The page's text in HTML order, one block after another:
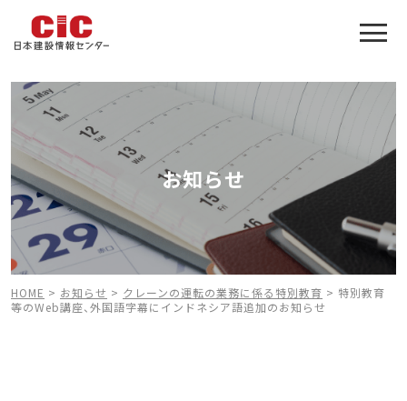
お知らせ
HOME > お知らせ > クレーンの運転の業務に係る特別教育 > 特別教育
等のWeb講座、外国語字幕にインドネシア語追加のお知らせ